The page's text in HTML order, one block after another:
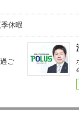
休暇
ご